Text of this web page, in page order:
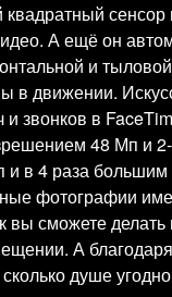
сенсор
А ещё он
и
в движении.
и звонков в
48 Мп и 2-
в 4 раза
фотографии
вы сможете
А
душе